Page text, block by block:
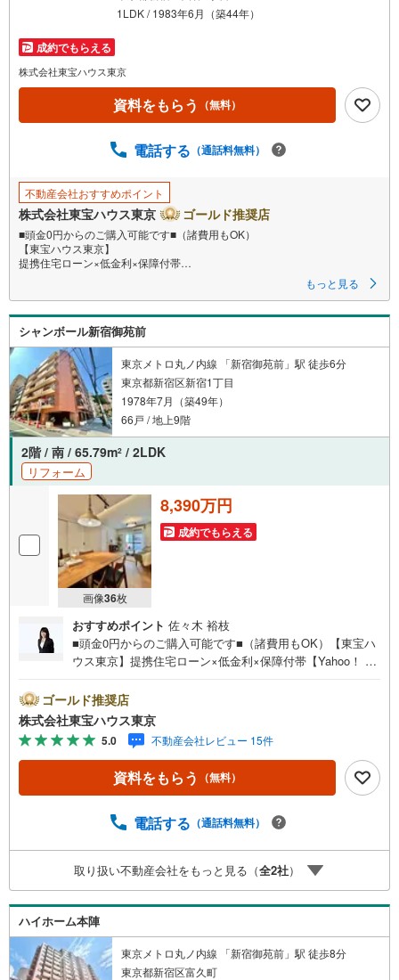
1LDK / 1983年6月（築44年）
成約でもらえる
株式会社東宝ハウス東京
資料をもらう （無料）
電話する （通話料無料）
不動産会社おすすめポイント
株式会社東宝ハウス東京 ゴールド推奨店
■頭金0円からのご購入可能です■（諸費用もOK）
【東宝ハウス東京】
提携住宅ローン×低金利×保障付帯
【Yahoo！ 不動産キャンペーン対象店舗】
当店で物件を成約するとPayPayボーナスライトがもらえる
「Yahoo！ 不動産 物件ご成約キャンペーン」の対象になります。
「資料をもらう」「見学予約をする」ボタンからお問い合わせください。
※必ずYahoo！ JAPAN IDでログインしてください。
※PayPayボーナスライトは出金と譲渡はできません。
ご案内・詳細な資料のご請求はお気軽にどうぞ♪
お電話でのお問い合わせも常時受け付けております！
お気軽にお問い合わせください。
もっと見る
シャンボール新宿御苑前
東京メトロ丸ノ内線 「新宿御苑前」駅 徒歩6分
東京都新宿区新宿1丁目
1978年7月（築49年）
66戸 / 地上9階
2階 / 南 / 65.79m2 / 2LDK
リフォーム
画像36枚
8,390万円
成約でもらえる
おすすめポイント 佐々木 裕枝
■頭金0円からのご購入可能です■（諸費用もOK）【東宝ハ
ウス東京】提携住宅ローン×低金利×保障付帯【Yahoo！ 不
ayボーナスライトがもらえる「Yahoo！ 不動産 物件ご成約
キャンペーン」の対象になります。「資料をもらう」「見
学予約をする」ボタンからお問い合わせください。※必ずY
ahoo！ JAPAN IDでログインしてください。※PayPayボー
ナスライトは出金と譲渡はできません。ご案内・詳細な資
料のご請求はお気軽にどうぞ♪お電話でのお問い合わせも
ゴールド推奨店
株式会社東宝ハウス東京
5.0 不動産会社レビュー 15件
資料をもらう （無料）
電話する （通話料無料）
取り扱い不動産会社をもっと見る（全2社）
ハイホーム本陣
東京メトロ丸ノ内線 「新宿御苑前」駅 徒歩8分
東京都新宿区富久町